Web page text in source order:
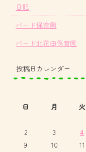
日記
バード保育園
バード北花田保育園
投稿日カレンダー
日
月 火
2
3 4
9
10 11